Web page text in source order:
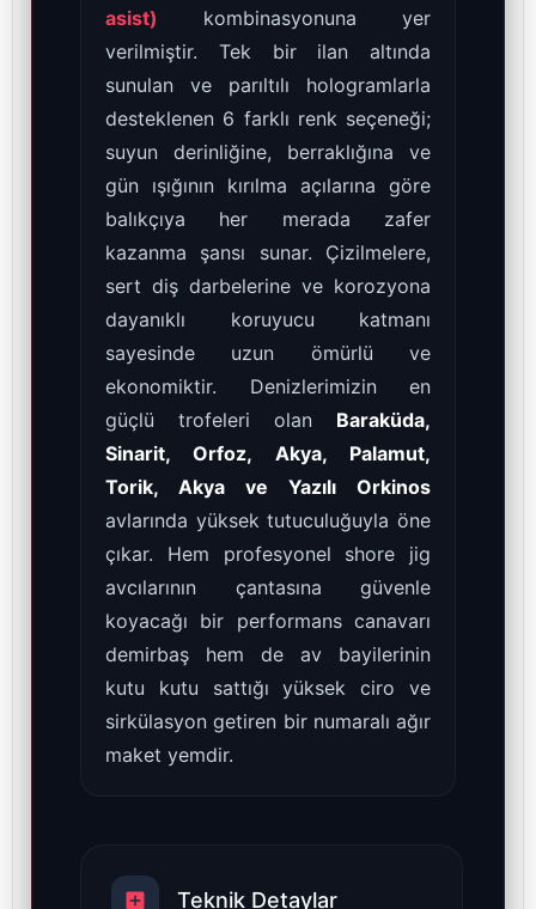
asist) kombinasyonuna yer
verilmiştir. Tek bir ilan altında
sunulan ve parıltılı hologramlarla
desteklenen 6 farklı renk seçeneği;
suyun derinliğine, berraklığına ve
gün ışığının kırılma açılarına göre
balıkçıya her merada zafer
kazanma şansı sunar. Çizilmelere,
sert diş darbelerine ve korozyona
dayanıklı koruyucu katmanı
sayesinde uzun ömürlü ve
ekonomiktir. Denizlerimizin en
güçlü trofeleri olan Baraküda,
Sinarit, Orfoz, Akya, Palamut,
Torik, Akya ve Yazılı Orkinos
avlarında yüksek tutuculuğuyla öne
çıkar. Hem profesyonel shore jig
avcılarının çantasına güvenle
koyacağı bir performans canavarı
demirbaş hem de av bayilerinin
kutu kutu sattığı yüksek ciro ve
sirkülasyon getiren bir numaralı ağır
maket yemdir.
Teknik Detaylar